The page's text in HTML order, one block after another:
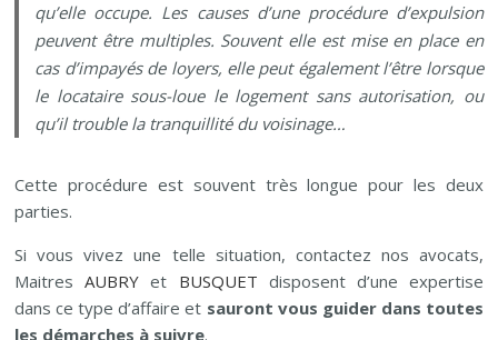
qu’elle occupe. Les causes d’une procédure d’expulsion
peuvent être multiples. Souvent elle est mise en place en
cas d’impayés de loyers, elle peut également l’être lorsque
le locataire sous-loue le logement sans autorisation, ou
qu’il trouble la tranquillité du voisinage…
Cette procédure est souvent très longue pour les deux
parties.
Si vous vivez une telle situation, contactez nos avocats,
MaitresAUBRY et BUSQUET disposent d’une expertise
dans ce type d’affaire et sauront vous guider dans toutes
les démarches à suivre.